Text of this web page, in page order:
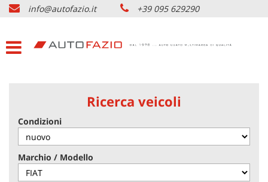
HOME
LISTA VEICOLI USATO
SERVIZI & PARTNERS
NOLEGGIO AUTO CATANIA
info@autofazio.it +39 095 629290
Ricerca veicoli
Condizioni
Marchio / Modello
preferenze
di
pannello
ti
consente
di
esprimere